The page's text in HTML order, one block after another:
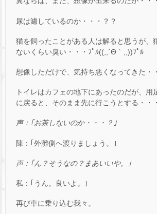
尿は濾しているのか・・・？？
猫を飼ったことがある人は解ると思うが、
ないくらい臭い・・・ﾌﾟﾙ((,,´Θ｀,,))ﾌﾟﾙ
想像しただけで、気持ち悪くなってきた・
トイレはカフェの地下にあったのだが、用
に戻ると、そのまま先に行こうとする・・
声：｢お茶しないのか・・・？｣
陳：｢外灘側へ渡りましょう。｣
声：｢ん？そうなの？まあいいや。｣
私：｢うん。良いよ。｣
再び車に乗り込む我々。